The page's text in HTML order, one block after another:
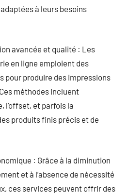
à leurs besoins
avancée et qualité : Les
en ligne emploient des
pour produire des impressions
méthodes incluent
l’offset, et parfois la
produits finis précis et de
: Grâce à la diminution
et à l’absence de nécessité
ces services peuvent offrir des